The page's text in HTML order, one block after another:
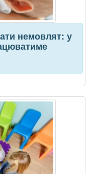
немовлят: у